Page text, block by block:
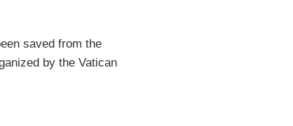
saved from the
by the Vatican